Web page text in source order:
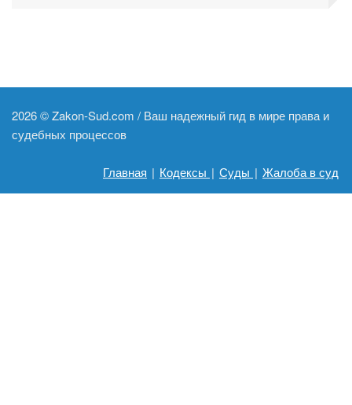
2026 ©Zakon-Sud.com / Ваш надежный гид в мире права и
судебных процессов
Главная | Кодексы | Суды | Жалоба в суд